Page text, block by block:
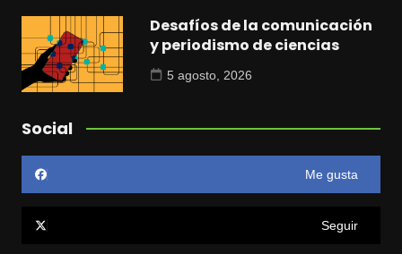
Desafíos de la comunicación
y periodismo de ciencias
5 agosto, 2026
Social
Me gusta
Seguir